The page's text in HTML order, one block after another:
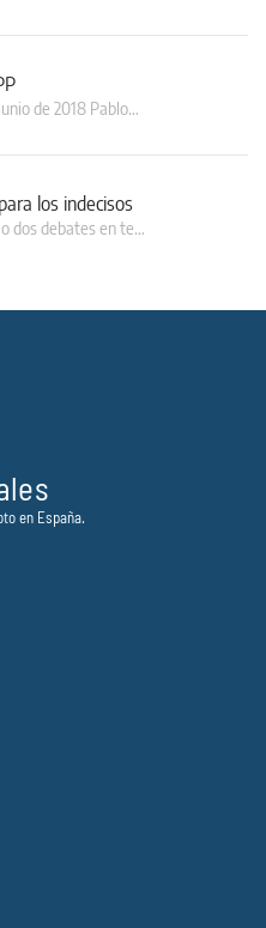
de 2018 Pablo…
los indecisos
dos debates en te…
en España.